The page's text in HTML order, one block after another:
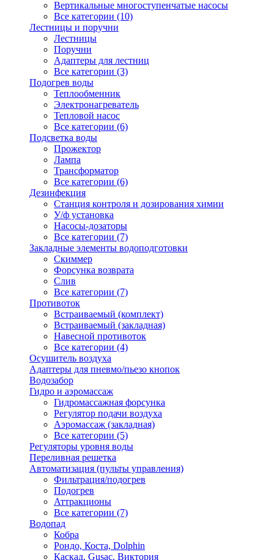
Вертикальные многоступенчатые насосы
Все категории (10)
Лестницы и поручни
Лестницы
Поручни
Адаптеры для лестниц
Все категории (3)
Подогрев воды
Теплообменник
Электронагреватель
Тепловой насос
Все категории (6)
Подсветка воды
Прожектор
Лампа
Трансформатор
Все категории (6)
Дезинфекция
Станция контроля и дозирования химии
У/ф установка
Насосы-дозаторы
Все категории (7)
Закладные элементы водоподготовки
Скиммер
Форсунка возврата
Слив
Все категории (7)
Противоток
Встраиваемый (комплект)
Встраиваемый (закладная)
Навесной противоток
Все категории (4)
Осушитель воздуха
Адаптеры для пневмо/пьезо кнопок
Водозабор
Гидро и аэромассаж
Гидромассажная форсунка
Регулятор подачи воздуха
Аэромассаж (закладная)
Все категории (5)
Регуляторы уровня воды
Переливная решетка
Автоматизация (пульты управления)
Фильтрация/подогрев
Подогрев
Аттракционы
Все категории (7)
Водопад
Кобра
Рондо, Коста, Dolphin
Каскад, Gusac, Виктория